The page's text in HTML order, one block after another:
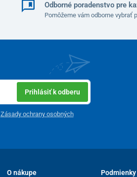
Odborné poradenstvo pre
Pomôžeme vám odborne vybrať
Prihlásiť k odberu
Zásady ochrany osobných
O nákupe